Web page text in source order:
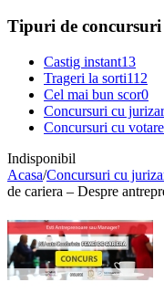
Tipuri de concursuri
Castig instant13
Trageri la sorti112
Cel mai bun scor0
Concursuri cu
Concursuri cu votare
Indisponibil
Acasa/Concursuri cu
de cariera – Despre